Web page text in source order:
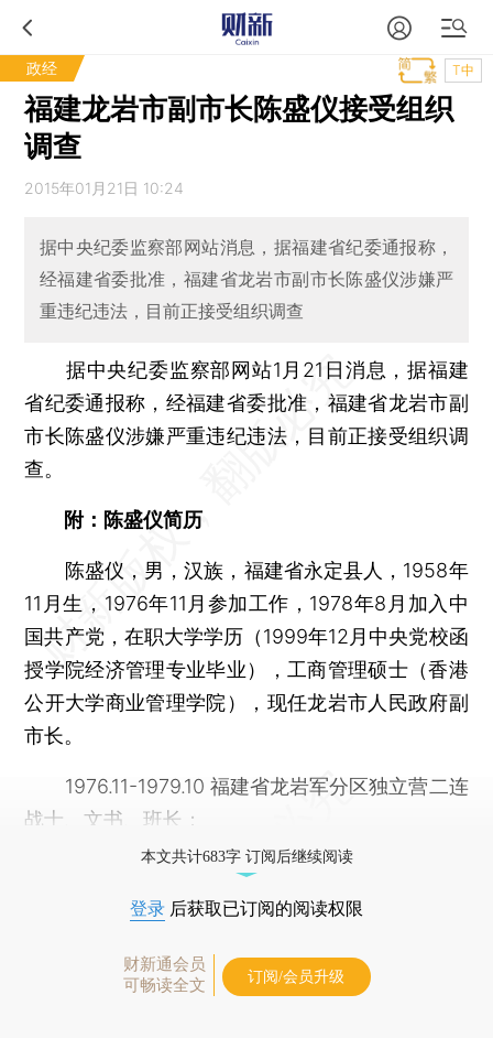
政经 T中
福建龙岩市副市长陈盛仪接受组织
调查
2015年01月21日 10:24
据中央纪委监察部网站消息，据福建省纪委通报称，
经福建省委批准，福建省龙岩市副市长陈盛仪涉嫌严
重违纪违法，目前正接受组织调查
据中央纪委监察部网站1月21日消息，据福建
省纪委通报称，经福建省委批准，福建省龙岩市副
市长陈盛仪涉嫌严重违纪违法，目前正接受组织调
查。
附：陈盛仪简历
陈盛仪，男，汉族，福建省永定县人，1958年
11月生，1976年11月参加工作，1978年8月加入中
国共产党，在职大学学历（1999年12月中央党校函
授学院经济管理专业毕业），工商管理硕士（香港
公开大学商业管理学院），现任龙岩市人民政府副
市长。
1976.11-1979.10 福建省龙岩军分区独立营二连
战士、文书、班长；
本文共计683字 订阅后继续阅读
登录 后获取已订阅的阅读权限
财新通会员
可畅读全文
订阅/会员升级